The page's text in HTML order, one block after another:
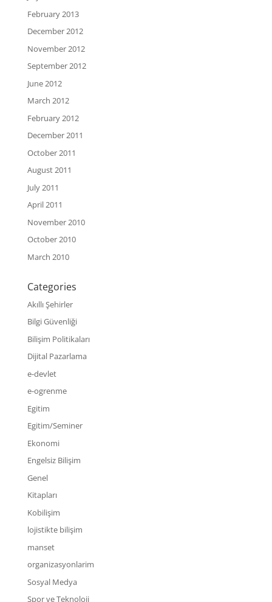
February 2013
December 2012
November 2012
September 2012
June 2012
March 2012
February 2012
December 2011
October 2011
August 2011
July 2011
April 2011
November 2010
October 2010
March 2010
Categories
Akıllı Şehirler
Bilgi Güvenliği
Bilişim Politikaları
Dijital Pazarlama
e-devlet
e-ogrenme
Egitim
Egitim/Seminer
Ekonomi
Engelsiz Bilişim
Genel
Kitapları
Kobilişim
lojistikte bilişim
manset
organizasyonlarim
Sosyal Medya
Spor ve Teknoloji